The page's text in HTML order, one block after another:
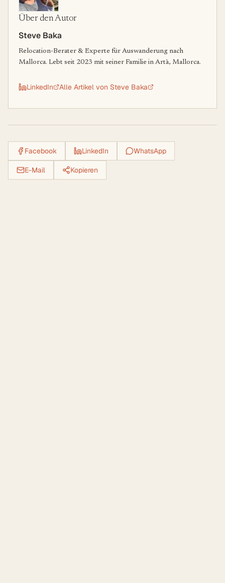
Über den Autor
Steve Baka
Relocation-Berater & Experte für Auswanderung nach
Mallorca. Lebt seit 2023 mit seiner Familie in Artà, Mallorca.
LinkedIn Alle Artikel von Steve Baka
Facebook LinkedIn WhatsApp
E-Mail Kopieren